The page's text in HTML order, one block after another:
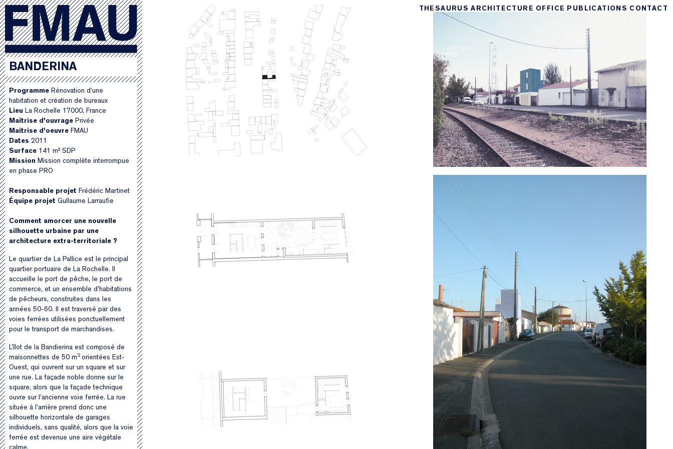
THESAURUS ARCHITECTURE OFFICE PUBLICATIONS CONTACT
BANDERINA
Programme Rénovation d’une
habitation et création de bureaux
Lieu La Rochelle 17000, France
Maîtrise d'ouvrage Privée
Maîtrise d'oeuvre FMAU
Dates 2011
Surface 141 m² SDP
Mission Mission complète interrompue
en phase PRO
Responsable projet Frédéric Martinet
Équipe projet Gullaume Larraufie
Comment amorcer une nouvelle
silhouette urbaine par une
architecture extra-territoriale ?
Le quartier de La Pallice est le principal
quartier portuaire de La Rochelle. Il
accueille le port de pêche, le port de
commerce, et un ensemble d’habitations
de pêcheurs, construites dans les
années 50-60. Il est traversé par des
voies ferrées utilisées ponctuellement
pour le transport de marchandises.
L’îlot de la Bandierina est composé de
maisonnettes de 50 m 2 orientées Est-
Ouest, qui ouvrent sur un square et sur
une rue. La façade noble donne sur le
square, alors que la façade technique
ouvre sur l’ancienne voie ferrée. La rue
située à l’arrière prend donc une
silhouette horizontale de garages
individuels, sans qualité, alors que la voie
ferrée est devenue une aire végétale